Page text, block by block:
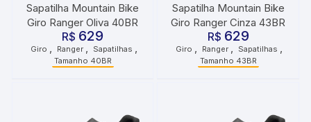
Sapatilha Mountain Bike
Giro Ranger Oliva 40BR
R$ 629
Giro Ranger Sapatilhas
Tamanho 40BR
Sapatilha Mountain Bike
Giro Ranger Cinza 43BR
R$ 629
Giro Ranger Sapatilhas
Tamanho 43BR